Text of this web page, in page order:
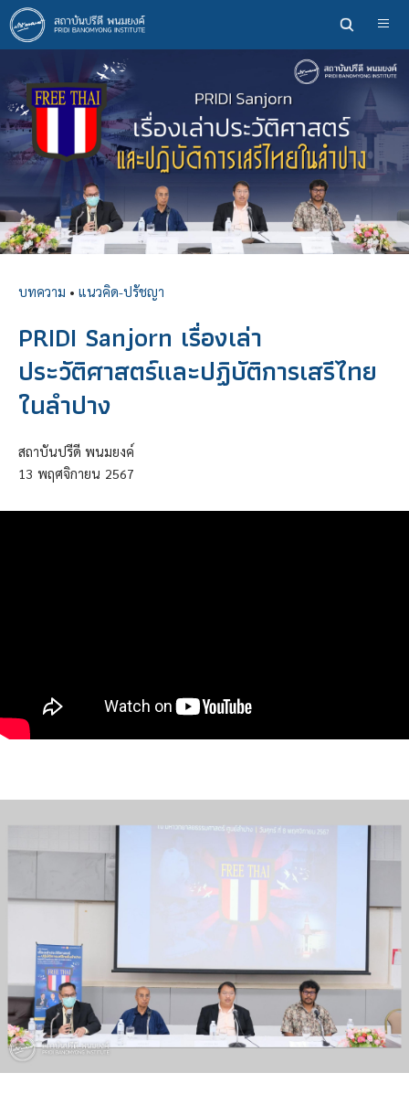
ข้าม
ไป
ยัง
เนื้อหา
หลัก
บทความ • แนวคิด-ปรัชญา
PRIDI Sanjorn เรื่องเล่า
ประวัติศาสตร์และปฏิบัติการเสรีไทย
ในลำปาง
สถาบันปรีดี พนมยงค์
13 พฤศจิกายน 2567